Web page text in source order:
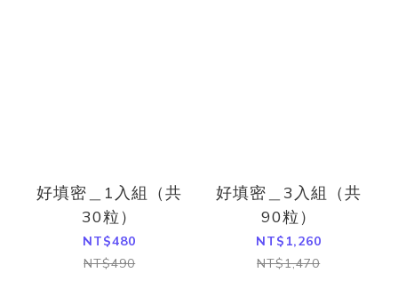
好填密＿1入組（共
30粒）
NT$480
NT$490
好填密＿3入組（共
90粒）
NT$1,260
NT$1,470